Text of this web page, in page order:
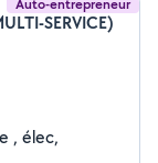
Auto-entrepreneur
SERVICE)